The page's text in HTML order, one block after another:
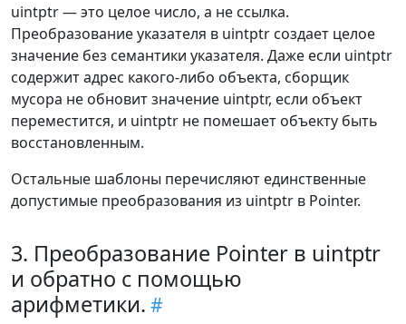
uintptr — это целое число, а не ссылка.
Преобразование указателя в uintptr создает целое
значение без семантики указателя. Даже если uintptr
содержит адрес какого-либо объекта, сборщик
мусора не обновит значение uintptr, если объект
переместится, и uintptr не помешает объекту быть
восстановленным.
Остальные шаблоны перечисляют единственные
допустимые преобразования из uintptr в Pointer.
3. Преобразование Pointer в uintptr
и обратно с помощью
арифметики.